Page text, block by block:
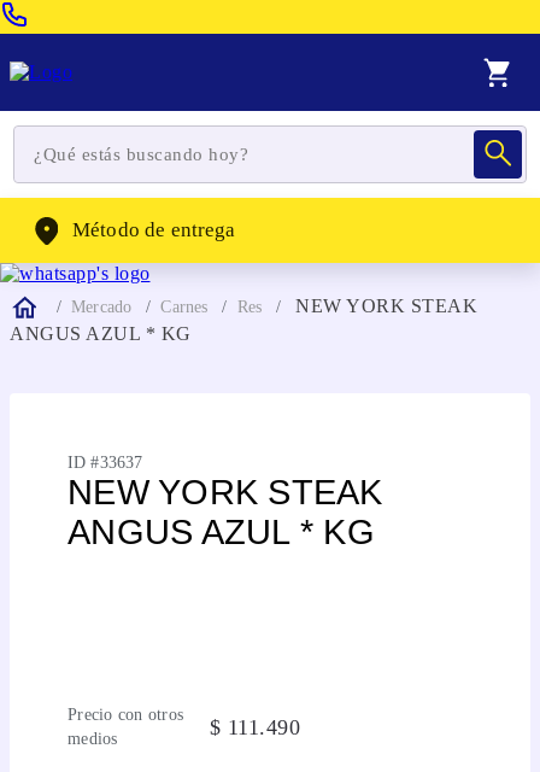
WhatsApp: (302) 262-4104
Método de entrega
Mercado Carnes Res
NEW YORK STEAK
ANGUS AZUL * KG
ID #33637
NEW YORK STEAK
ANGUS AZUL * KG
Precio con otros
medios
$ 111.490